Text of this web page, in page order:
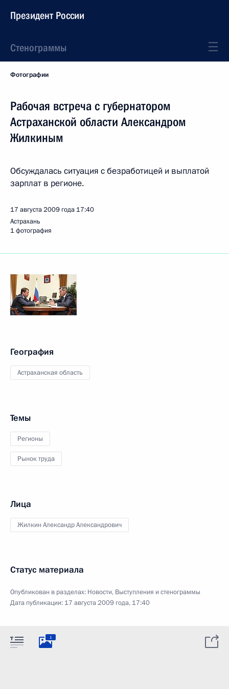
Президент России
Стенограммы
Фотографии
Рабочая встреча с губернатором
Астраханской области Александром
Жилкиным
Обсуждалась ситуация с безработицей и выплатой
зарплат в регионе.
17 августа 2009 года 17:40
Астрахань
1 фотография
География
Астраханская область
Темы
Регионы
Рынок труда
Лица
Жилкин Александр Александрович
Статус материала
Опубликован в разделах: Новости, Выступления и стенограммы
Дата публикации: 17 августа 2009 года, 17:40
1